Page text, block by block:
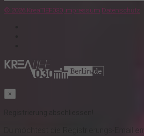
© 2026 KreaTIEF030 Impressum Datenschutz
×
die Registrierungs-Email